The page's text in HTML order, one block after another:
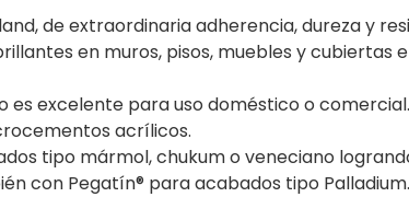
de extraordinaria adherencia, dureza y
en muros, pisos, muebles y cubiertas
excelente para uso doméstico o comercial.
acrílicos.
tipo mármol, chukum o veneciano
con Pegatín® para acabados tipo Palladium.